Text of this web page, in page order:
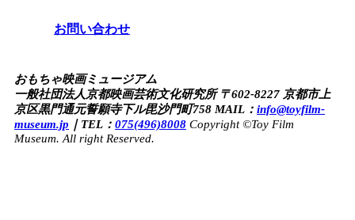
お問い合わせ
おもちゃ映画ミュージアム
一般社団法人京都映画芸術文化研究所 〒602-8227 京都市上
京区黒門通元誓願寺下ル毘沙門町758 MAIL： info@toyfilm-
museum.jp ｜ TEL： 075(496)8008 Copyright ©Toy Film
Museum. All right Reserved.